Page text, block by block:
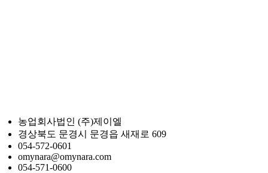
농업회사법인 (주)제이엘
경상북도 문경시 문경읍 새재로 609
054-572-0601
omynara@omynara.com
054-571-0600